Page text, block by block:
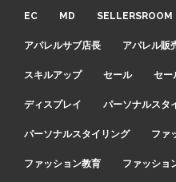
EC MD SELLERSROOM
アパレルサブ店長 アパレル販
スキルアップ セール セー
ディスプレイ パーソナルスタ
パーソナルスタイリング ファ
ファッション教育 ファッショ